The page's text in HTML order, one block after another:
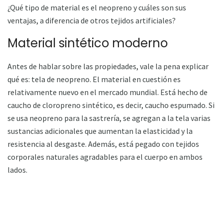
¿Qué tipo de material es el neopreno y cuáles son sus
ventajas, a diferencia de otros tejidos artificiales?
Material sintético moderno
Antes de hablar sobre las propiedades, vale la pena explicar
qué es: tela de neopreno. El material en cuestión es
relativamente nuevo en el mercado mundial. Está hecho de
caucho de cloropreno sintético, es decir, caucho espumado. Si
se usa neopreno para la sastrería, se agregan a la tela varias
sustancias adicionales que aumentan la elasticidad y la
resistencia al desgaste. Además, está pegado con tejidos
corporales naturales agradables para el cuerpo en ambos
lados.